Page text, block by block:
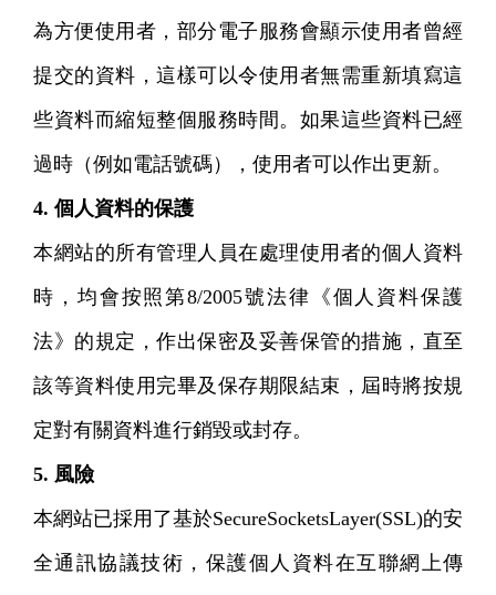
為方便使用者，部分電子服務會顯示使用者曾經
提交的資料，這樣可以令使用者無需重新填寫這
些資料而縮短整個服務時間。如果這些資料已經
過時（例如電話號碼），使用者可以作出更新。
4. 個人資料的保護
本網站的所有管理人員在處理使用者的個人資料
時，均會按照第8/2005號法律《個人資料保護
法》的規定，作出保密及妥善保管的措施，直至
該等資料使用完畢及保存期限結束，屆時將按規
定對有關資料進行銷毀或封存。
5. 風險
本網站已採用了基於SecureSocketsLayer(SSL)的安
全通訊協議技術，保護個人資料在互聯網上傳